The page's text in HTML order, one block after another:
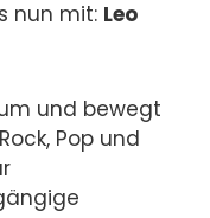
nun mit: Leo
und bewegt
Pop und